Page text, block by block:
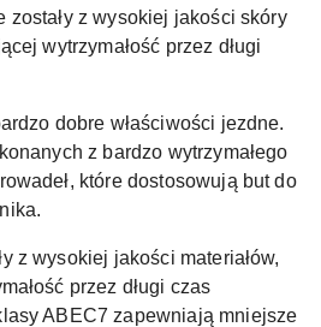
zostały z wysokiej jakości skóry
wytrzymałość przez długi
dobre właściwości jezdne.
z bardzo wytrzymałego
które dostosowują but do
z wysokiej jakości materiałów,
przez długi czas
ABEC7 zapewniają mniejsze